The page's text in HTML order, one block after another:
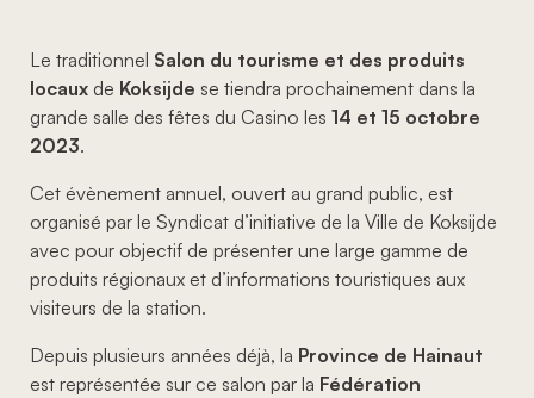
Le traditionnel Salon du tourisme et des produits
locaux de Koksijde se tiendra prochainement dans la
grande salle des fêtes du Casino les 14 et 15 octobre
2023.
Cet évènement annuel, ouvert au grand public, est
organisé par le Syndicat d’initiative de la Ville de Koksijde
avec pour objectif de présenter une large gamme de
produits régionaux et d’informations touristiques aux
visiteurs de la station.
Depuis plusieurs années déjà, la Province de Hainaut
est représentée sur ce salon par la Fédération